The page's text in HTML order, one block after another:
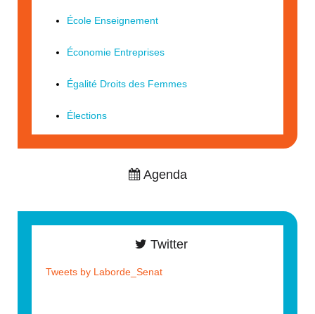
École Enseignement
Économie Entreprises
Égalité Droits des Femmes
Élections
Agenda
Twitter
Tweets by Laborde_Senat